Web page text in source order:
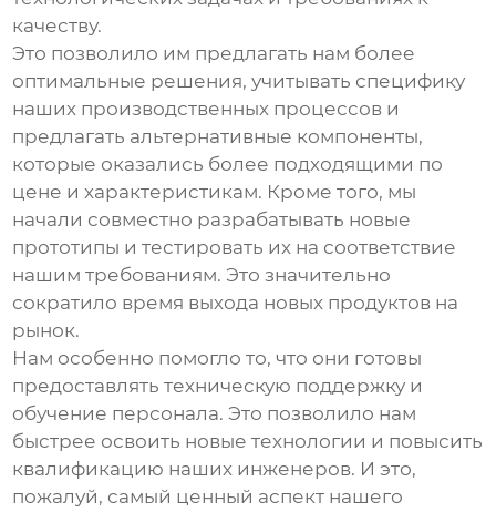
качеству.
Это позволило им предлагать нам более
оптимальные решения, учитывать специфику
наших производственных процессов и
предлагать альтернативные компоненты,
которые оказались более подходящими по
цене и характеристикам. Кроме того, мы
начали совместно разрабатывать новые
прототипы и тестировать их на соответствие
нашим требованиям. Это значительно
сократило время выхода новых продуктов на
рынок.
Нам особенно помогло то, что они готовы
предоставлять техническую поддержку и
обучение персонала. Это позволило нам
быстрее освоить новые технологии и повысить
квалификацию наших инженеров. И это,
пожалуй, самый ценный аспект нашего